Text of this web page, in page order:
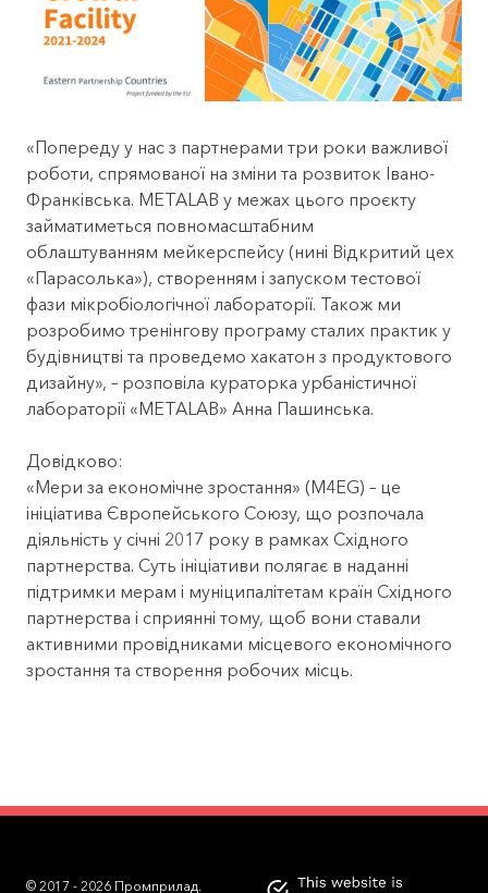
«Попереду у нас з партнерами три роки важливої
роботи, спрямованої на зміни та розвиток Івано-
Франківська. METALAB у межах цього проєкту
займатиметься повномасштабним
облаштуванням мейкерспейсу (нині Відкритий цех
«Парасолька»), створенням і запуском тестової
фази мікробіологічної лабораторії. Також ми
розробимо тренінгову програму сталих практик у
будівництві та проведемо хакатон з продуктового
дизайну», – розповіла кураторка урбаністичної
лабораторії «METALAB» Анна Пашинська.
Довідково:
«Мери за економічне зростання» (M4EG) – це
ініціатива Європейського Союзу, що розпочала
діяльність у січні 2017 року в рамках Східного
партнерства. Суть ініціативи полягає в наданні
підтримки мерам і муніципалітетам країн Східного
партнерства і сприянні тому, щоб вони ставали
активними провідниками місцевого економічного
зростання та створення робочих місць.
ПРО
ІНВЕСТОРАМКОМАНДАПАРТНЕРИПОПУЛЯРНІКОНТАКТИБЛОГ
© 2017 - 2026 Промприлад.